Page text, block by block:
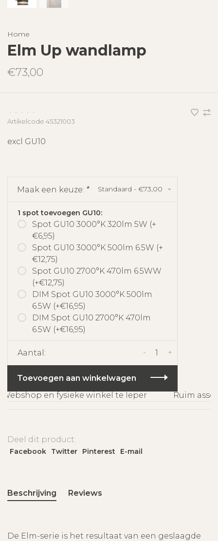
Home
Elm Up wandlamp
€73,00
• • • •
•
Artikelcode 45321003
excl GU10
Maak een keuze: * Standaard - €73,00
1 spot toevoegen GU10:
Spot GU10 3000°K 320lm 5W (+
€6,95)
Spot GU10 3000°K 500lm 6.5W (+
€12,75)
Spot GU10 2700°K 470lm 6.5WW
(+€12,75)
DIM Spot GU10 3000°K 500lm
6.5W (+€16,95)
DIM Spot GU10 2700°K 470lm
6.5W (+€16,95)
Aantal: +
-
Toevoegen aan winkelwagen
en fysieke winkel te Ieper
Ruim
Deel dit product:
Facebook Twitter Pinterest E-mail
Beschrijving Reviews
De Elm-serie is het resultaat van een geslaagde